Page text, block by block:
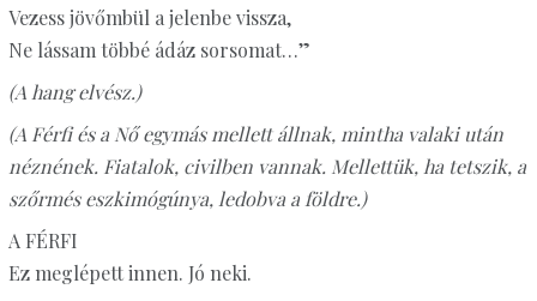
Vezess jövőmbül a jelenbe vissza,
Ne lássam többé ádáz sorsomat…”
(A hang elvész.)
(A Férfi és a Nő egymás mellett állnak, mintha valaki után
néznének. Fiatalok, civilben vannak. Mellettük, ha tetszik, a
szőrmés eszkimógúnya, ledobva a földre.)
A FÉRFI
Ez meglépett innen. Jó neki.